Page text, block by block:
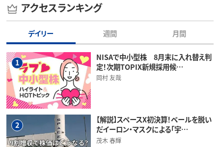
アクセスランキング
デイリー 週間 月間
1
NISAで中小型株 8月末に入れ替え判
定！次期TOPIX新規採用候…
岡村 友哉
2
【解説】スペースX初決算！ベールを脱い
だイーロン・マスクによる「宇…
茂木 春輝